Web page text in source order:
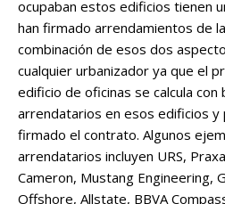
ocupaban estos edificios tienen
han firmado arrendamientos de
combinación de esos dos
cualquier urbanizador ya que el
edificio de oficinas se calcula
arrendatarios en esos edificios y
firmado el contrato. Algunos
arrendatarios incluyen URS,
Cameron, Mustang Engineering,
Offshore, Allstate, BBVA